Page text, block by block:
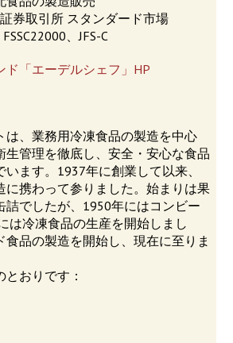
券取引所 スタンダード市場
、JFS-C
ド「エーデルシェフ」HP
は、業務用冷凍食品の製造を中心
生管理を徹底し、安全・安心な食品
ます。1937年に創業して以来、
に携わって参りました。始まりは果
詰でしたが、1950年にはコンビー
は冷凍食品の生産を開始しまし
食品の製造を開始し、現在に至りま
おりです：